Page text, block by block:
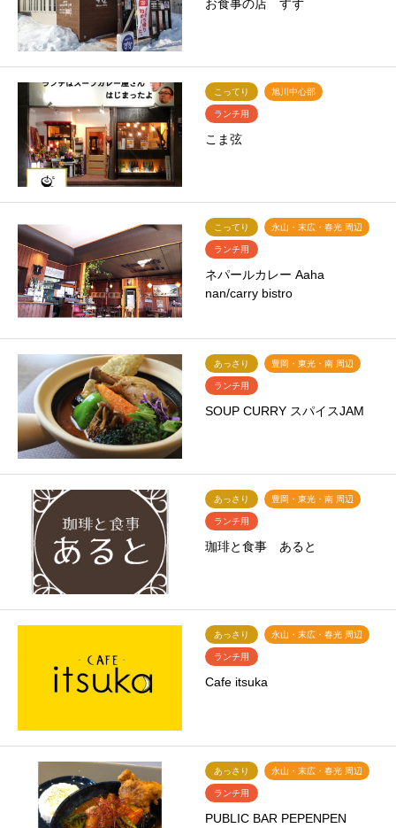
お食事の店 すず
こってり 旭川中心部
ランチ用
こま弦
こってり 永山・末広・春光 周辺
ランチ用
ネパールカレー Aaha
nan/carry bistro
あっさり 豊岡・東光・南 周辺
ランチ用
SOUP CURRY スパイスJAM
あっさり 豊岡・東光・南 周辺
ランチ用
珈琲と食事 あると
あっさり 永山・末広・春光 周辺
ランチ用
Cafe itsuka
あっさり 永山・末広・春光 周辺
ランチ用
PUBLIC BAR PEPENPEN